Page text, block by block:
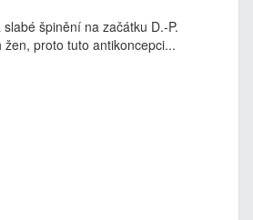
špinění na začátku D.-P.
proto tuto antikoncepci...